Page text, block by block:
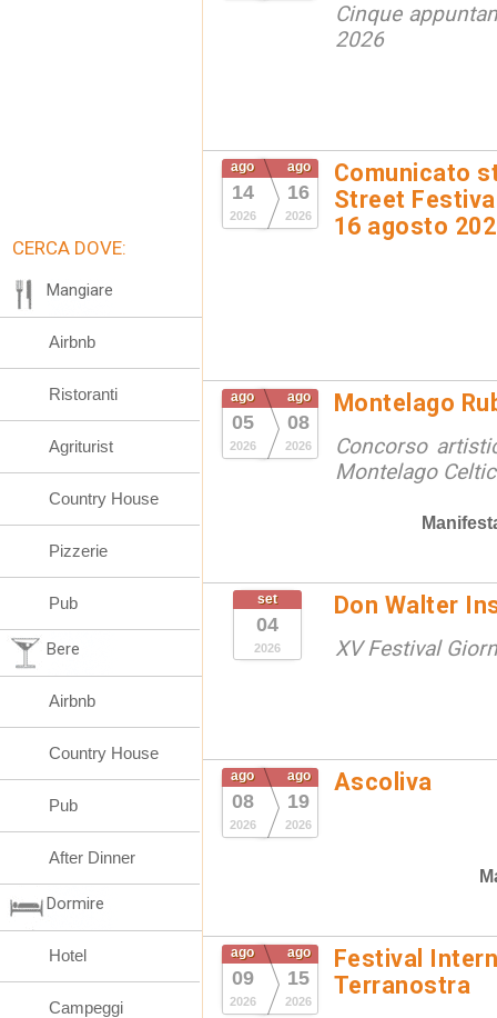
Cinque
2026
ago
14
2026
ago
16
2026
Comunicato
Street
16 agosto
ago
05
2026
ago
08
2026
Montelago
Concorso
Montelago
set
04
2026
Don Walter
XV Festival
ago
08
2026
ago
19
2026
Ascoliva
ago
09
2026
ago
15
2026
Festival
Terranostra
CERCA DOVE:
Mangiare
Airbnb
Ristoranti
Agriturist
Country House
Pizzerie
Pub
Bere
Airbnb
Country House
Pub
After Dinner
Dormire
Hotel
Campeggi